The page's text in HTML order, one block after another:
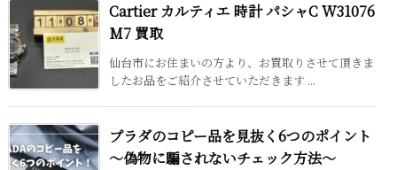
Cartier カルティエ 時計 パシャC W31076
M7 買取
仙台市にお住まいの方より、お買取りさせて頂きま
したお品をご紹介させていただきます ...
プラダのコピー品を見抜く6つのポイント
～偽物に騙されないチェック方法～